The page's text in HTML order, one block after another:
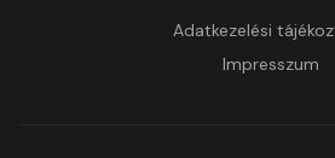
Adatkezelési
Impresszum